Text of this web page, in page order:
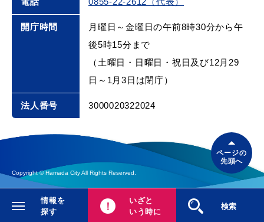
閉じる
情報を
探す
いざと
いう時に
検索
開庁時間
月曜日～金曜日の午前8時30分から午
後5時15分まで
（土曜日・日曜日・祝日及び12月29
日～1月3日は閉庁）
法人番号 3000020322024
Copyright © Hamada City All Rights Reserved.
ページの
先頭へ